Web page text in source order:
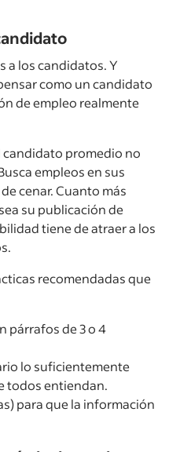
a los candidatos. Y
como un candidato
de empleo realmente
candidato promedio no
empleos en sus
cenar. Cuanto más
su publicación de
tiene de atraer a los
recomendadas que
párrafos de 3 o 4
lo suficientemente
todos entiendan.
para que la información